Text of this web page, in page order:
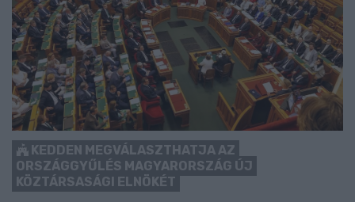
KEDDEN MEGVÁLASZTHATJA AZ
ORSZÁGGYŰLÉS MAGYARORSZÁG ÚJ
KÖZTÁRSASÁGI ELNÖKÉT